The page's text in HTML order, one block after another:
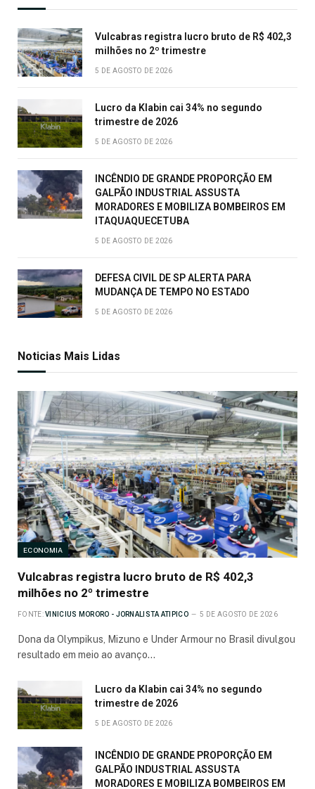
Vulcabras registra lucro bruto de R$ 402,3
milhões no 2º trimestre
5 DE AGOSTO DE 2026
Lucro da Klabin cai 34% no segundo
trimestre de 2026
5 DE AGOSTO DE 2026
INCÊNDIO DE GRANDE PROPORÇÃO EM
GALPÃO INDUSTRIAL ASSUSTA
MORADORES E MOBILIZA BOMBEIROS EM
ITAQUAQUECETUBA
5 DE AGOSTO DE 2026
DEFESA CIVIL DE SP ALERTA PARA
MUDANÇA DE TEMPO NO ESTADO
5 DE AGOSTO DE 2026
Noticias Mais Lidas
ECONOMIA
Vulcabras registra lucro bruto de R$ 402,3
milhões no 2º trimestre
FONTE: VINICIUS MORORO - JORNALISTA ATIPICO 5 DE AGOSTO DE 2026
Dona da Olympikus, Mizuno e Under Armour no Brasil divulgou
resultado em meio ao avanço…
Lucro da Klabin cai 34% no segundo
trimestre de 2026
5 DE AGOSTO DE 2026
INCÊNDIO DE GRANDE PROPORÇÃO EM
GALPÃO INDUSTRIAL ASSUSTA
MORADORES E MOBILIZA BOMBEIROS EM